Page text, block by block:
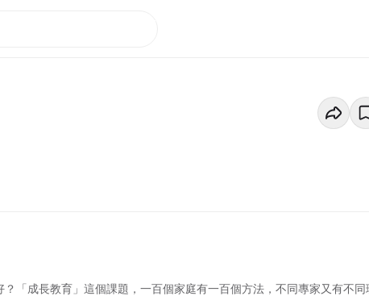
「成長教育」這個課題，一百個家庭有一百個方法，不同專家又有不同